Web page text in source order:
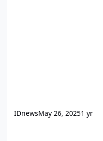
IDnewsMay 26, 20251 yr